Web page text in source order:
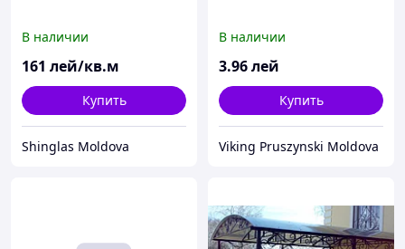
В наличии
161 лей/кв.м
Купить
Shinglas Moldova
В наличии
3.96лей
Купить
Viking Pruszynski Moldova